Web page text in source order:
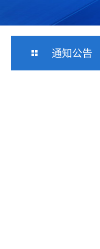
通知公告